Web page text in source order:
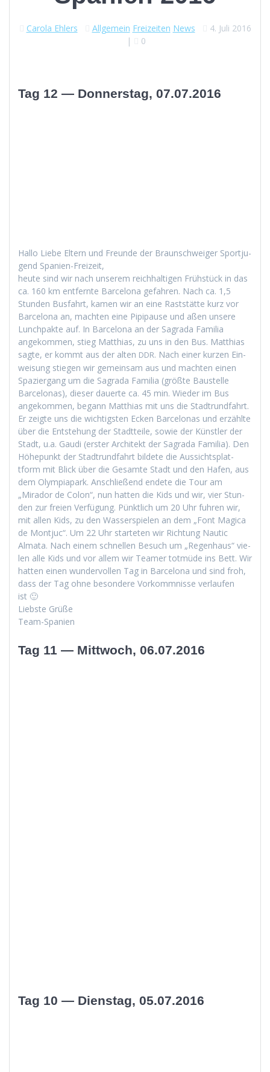
Carola Ehlers Allgemein Freizeiten News
4. Juli 2016
|
0
Tag 12 — Donnerstag, 07.07.2016
Hal­lo Liebe Eltern und Fre­unde der Braun­schweiger Sportju­
gend Spanien-Freizeit,
heute sind wir nach unserem reich­halti­gen Früh­stück in das
ca. 160 km ent­fer­nte Barcelona gefahren. Nach ca. 1,5
Stun­den Bus­fahrt, kamen wir an eine Rast­stätte kurz vor
Barcelona an, macht­en eine Pip­i­pause und aßen unsere
Lunch­pak­te auf. In Barcelona an der Sagra­da Famil­ia
angekom­men, stieg Matthias, zu uns in den Bus. Matthias
sagte, er kommt aus der alten DDR. Nach ein­er kurzen Ein­
weisung stiegen wir gemein­sam aus und macht­en einen
Spazier­gang um die Sagra­da Famil­ia (größte Baustelle
Barcelonas), dieser dauerte ca. 45 min. Wieder im Bus
angekom­men, begann Matthias mit uns die Stadtrund­fahrt.
Er zeigte uns die wichtig­sten Eck­en Barcelonas und erzählte
über die Entste­hung der Stadt­teile, sowie der Kün­stler der
Stadt, u.a. Gau­di (erster Architekt der Sagra­da Famil­ia). Den
Höhep­unkt der Stadtrund­fahrt bildete die Aus­sicht­splat­
tform mit Blick über die Gesamte Stadt und den Hafen, aus
dem Olympia­park. Anschließend endete die Tour am
„Mirador de Colon“, nun hat­ten die Kids und wir, vier Stun­
den zur freien Ver­fü­gung. Pünk­tlich um 20 Uhr fuhren wir,
mit allen Kids, zu den Wasser­spie­len an dem „Font Mag­i­ca
de Mon­tjuc“. Um 22 Uhr starteten wir Rich­tung Nau­tic
Alma­ta. Nach einem schnellen Besuch um „Regen­haus“ vie­
len alle Kids und vor allem wir Team­er tot­müde ins Bett. Wir
hat­ten einen wun­der­vollen Tag in Barcelona und sind froh,
dass der Tag ohne beson­dere Vorkomm­nisse ver­laufen
ist 🙂
Lieb­ste Grüße
Team-Spanien
Tag 11 — Mittwoch, 06.07.2016
Tag 10 — Dienstag, 05.07.2016